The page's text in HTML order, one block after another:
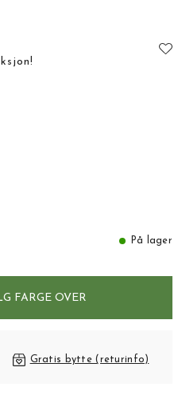
På lager
FARGE OVER
Gratis bytte (returinfo)